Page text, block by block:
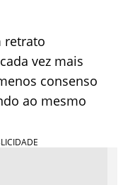
retrato
vez mais
consenso
ao mesmo